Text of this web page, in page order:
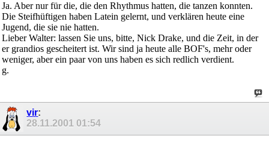
Ja. Aber nur für die, die den Rhythmus hatten, die tanzen konnten.
Die Steifhüftigen haben Latein gelernt, und verklären heute eine
Jugend, die sie nie hatten.
Lieber Walter: lassen Sie uns, bitte, Nick Drake, und die Zeit, in der
er grandios gescheitert ist. Wir sind ja heute alle BOF's, mehr oder
weniger, aber ein paar von uns haben es sich redlich verdient.
g.
vir:
28.11.2001 01:54